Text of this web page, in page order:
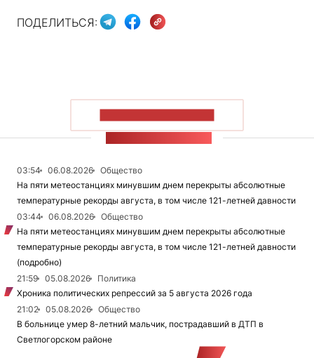
ПОДЕЛИТЬСЯ:
03:54 06.08.2026
Общество
На пяти метеостанциях минувшим днем перекрыты абсолютные
температурные рекорды августа, в том числе 121-летней давности
03:44
06.08.2026
Общество
На пяти метеостанциях минувшим днем перекрыты абсолютные
температурные рекорды августа, в том числе 121-летней давности
(подробно)
21:59
05.08.2026
Политика
Хроника политических репрессий за 5 августа 2026 года
21:02
05.08.2026
Общество
В больнице умер 8-летний мальчик, пострадавший в ДТП в
Светлогорском районе